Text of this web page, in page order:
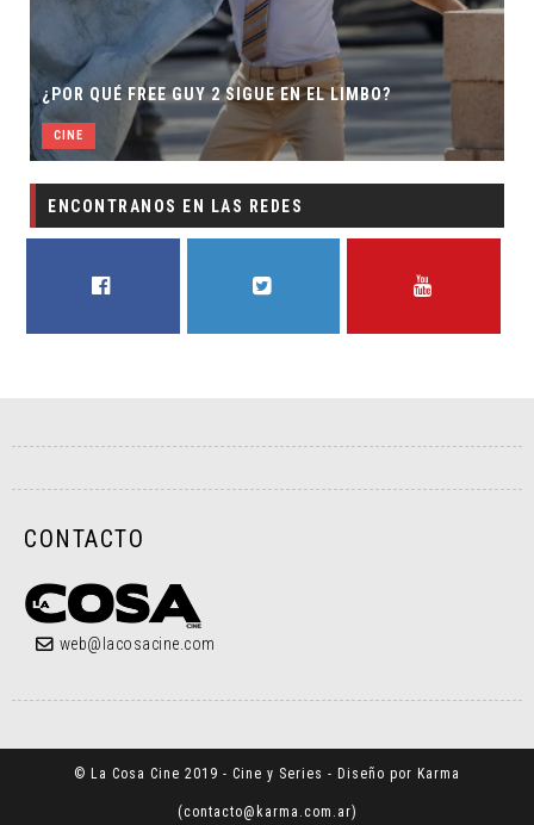
¿POR QUÉ FREE GUY 2 SIGUE EN EL LIMBO?
CINE
ENCONTRANOS EN LAS REDES
CONTACTO
web@lacosacine.com
© La Cosa Cine 2019 - Cine y Series - Diseño por Karma
(contacto@karma.com.ar)